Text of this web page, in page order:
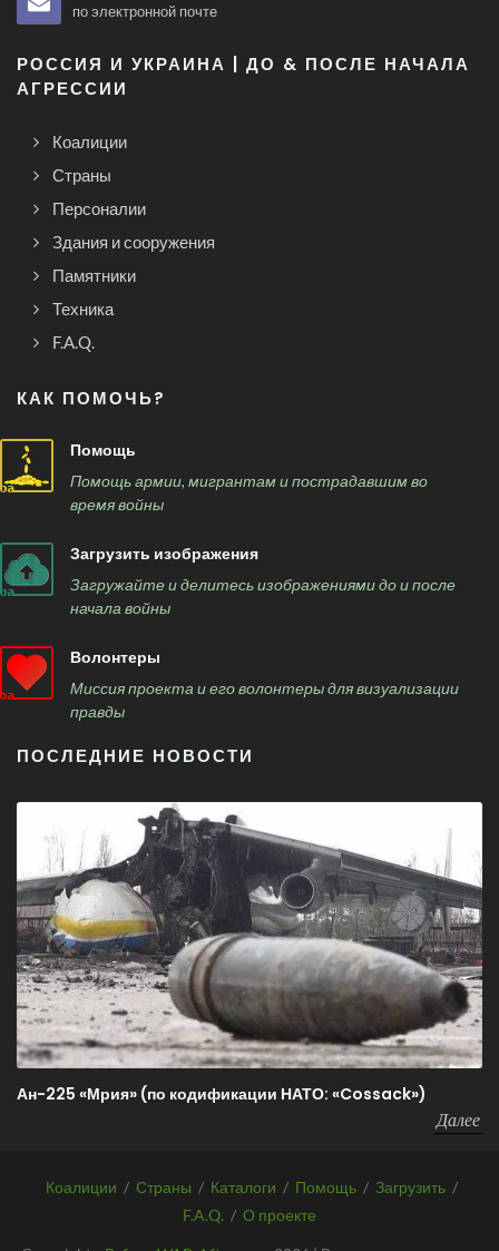
по электронной почте
РОССИЯ И УКРАИНА | ДО & ПОСЛЕ НАЧАЛА
АГРЕССИИ
Коалиции
Страны
Персоналии
Здания и сооружения
Памятники
Техника
F.A.Q.
КАК ПОМОЧЬ?
Помощь
Помощь армии, мигрантам и пострадавшим во
время войны
Загрузить изображения
Загружайте и делитесь изображениями до и после
начала войны
Волонтеры
Миссия проекта и его волонтеры для визуализации
правды
ПОСЛЕДНИЕ НОВОСТИ
Ан-225 «Мрия» (по кодификации НАТО: «Cossack»)
Далее
Коалиции / Страны / Каталоги / Помощь / Загрузить /
F.A.Q. / О проекте